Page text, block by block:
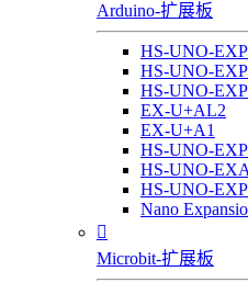
Arduino-扩展板
HS-UNO-
HS-UNO-
HS-UNO-
EX-U+AL2
EX-U+A1
HS-UNO-
HS-UNO-
HS-UNO-
Nano

Microbit-扩展板